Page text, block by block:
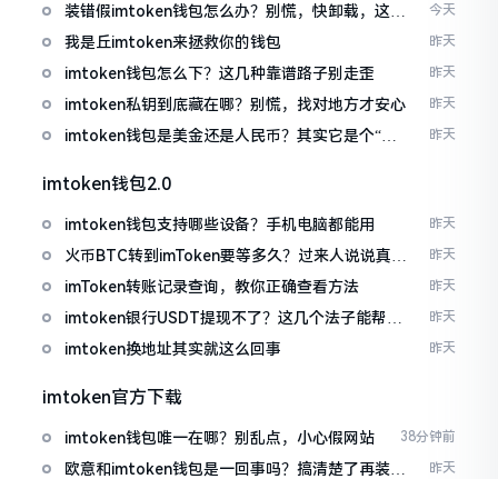
装错假imtoken钱包怎么办？别慌，快卸载，这几
招能救急
今天
我是丘imtoken来拯救你的钱包 昨天
imtoken钱包怎么下？这几种靠谱路子别走歪 昨天
imtoken私钥到底藏在哪？别慌，找对地方才安心 昨天
imtoken钱包是美金还是人民币？其实它是个“多
昨天
imtoken钱包2.0
imtoken钱包支持哪些设备？手机电脑都能用 昨天
火币BTC转到imToken要等多久？过来人说说真实
情况
昨天
imToken转账记录查询，教你正确查看方法 昨天
imtoken银行USDT提现不了？这几个法子能帮你
搞定
昨天
imtoken换地址其实就这么回事 昨天
imtoken官方下载
imtoken钱包唯一在哪？别乱点，小心假网站 38分钟前
欧意和imtoken钱包是一回事吗？搞清楚了再装钱
昨天